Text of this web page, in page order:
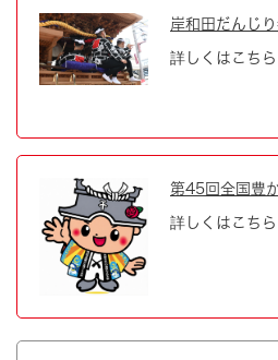
岸和田だんじ
詳しくはこちら
第45回全国豊
詳しくはこちら